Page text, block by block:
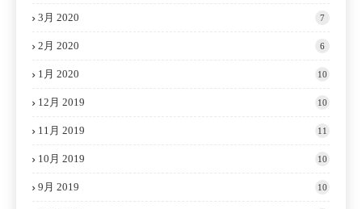
3月 2020 7
2月 2020 6
1月 2020 10
12月 2019 10
11月 2019 11
10月 2019 10
9月 2019 10